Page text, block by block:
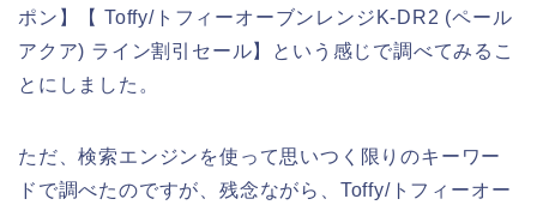
ポン】【 Toffy/トフィーオーブンレンジK-DR2 (ペール
アクア) ライン割引セール】という感じで調べてみるこ
とにしました。
ただ、検索エンジンを使って思いつく限りのキーワー
ドで調べたのですが、残念ながら、Toffy/トフィーオー